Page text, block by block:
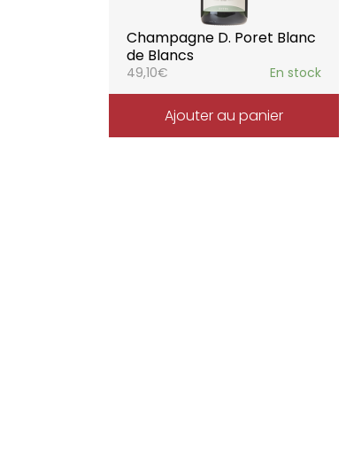
Champagne D. Poret Blanc
de Blancs
49,10€ En stock
Ajouter au panier